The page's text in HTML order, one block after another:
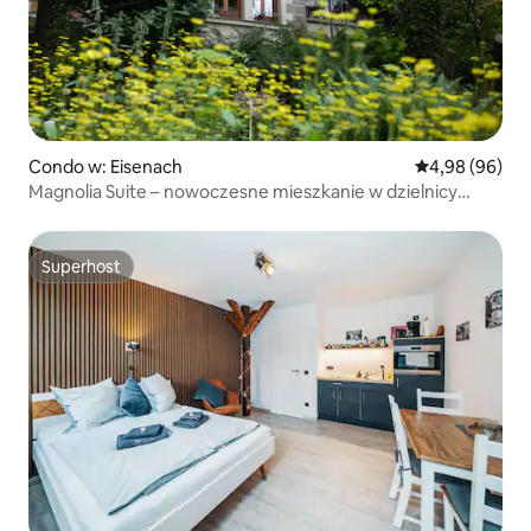
Condo w: Eisenach Średnia
4,98 (96)
Magnolia Suite – nowoczesne mieszkanie w dzielnicy
Superhost
Superhost